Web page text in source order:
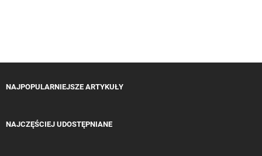
NAJPOPULARNIEJSZE ARTYKUŁY
NAJCZĘŚCIEJ UDOSTĘPNIANE